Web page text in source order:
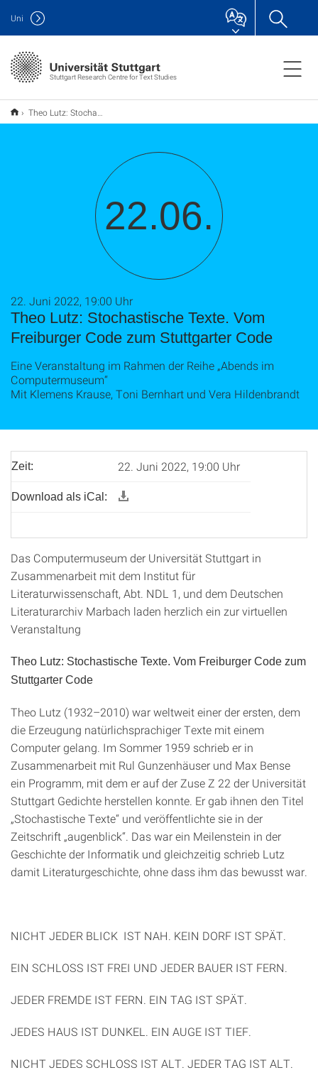
Stuttgart Research Centre for Text Studies
Uni
Theo Lutz: Stochastische Texte. Vom Freiburger Code zum Stuttgarter Code
22.06.
Theo Lutz: Stochastische Texte. Vom
Freiburger Code zum Stuttgarter Code
22. Juni 2022, 19:00 Uhr
Eine Veranstaltung im Rahmen der Reihe „Abends im
Computermuseum“
Mit Klemens Krause, Toni Bernhart und Vera Hildenbrandt
Zeit: 22. Juni 2022, 19:00 Uhr
Download als iCal:
Das Computermuseum der Universität Stuttgart in
Zusammenarbeit mit dem Institut für
Literaturwissenschaft, Abt. NDL 1, und dem Deutschen
Literaturarchiv Marbach laden herzlich ein zur virtuellen
Veranstaltung
Theo Lutz: Stochastische Texte. Vom Freiburger Code zum
Stuttgarter Code
Theo Lutz (1932–2010) war weltweit einer der ersten, dem
die Erzeugung natürlichsprachiger Texte mit einem
Computer gelang. Im Sommer 1959 schrieb er in
Zusammenarbeit mit Rul Gunzenhäuser und Max Bense
ein Programm, mit dem er auf der Zuse Z 22 der Universität
Stuttgart Gedichte herstellen konnte. Er gab ihnen den Titel
„Stochastische Texte“ und veröffentlichte sie in der
Zeitschrift „augenblick“. Das war ein Meilenstein in der
Geschichte der Informatik und gleichzeitig schrieb Lutz
damit Literaturgeschichte, ohne dass ihm das bewusst war.
NICHT JEDER BLICK IST NAH. KEIN DORF IST SPÄT.
EIN SCHLOSS IST FREI UND JEDER BAUER IST FERN.
JEDER FREMDE IST FERN. EIN TAG IST SPÄT.
JEDES HAUS IST DUNKEL. EIN AUGE IST TIEF.
NICHT JEDES SCHLOSS IST ALT. JEDER TAG IST ALT.